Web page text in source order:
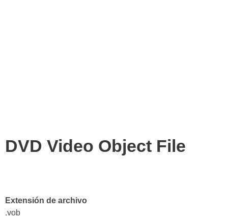
DVD Video Object File
Extensión de archivo
.vob